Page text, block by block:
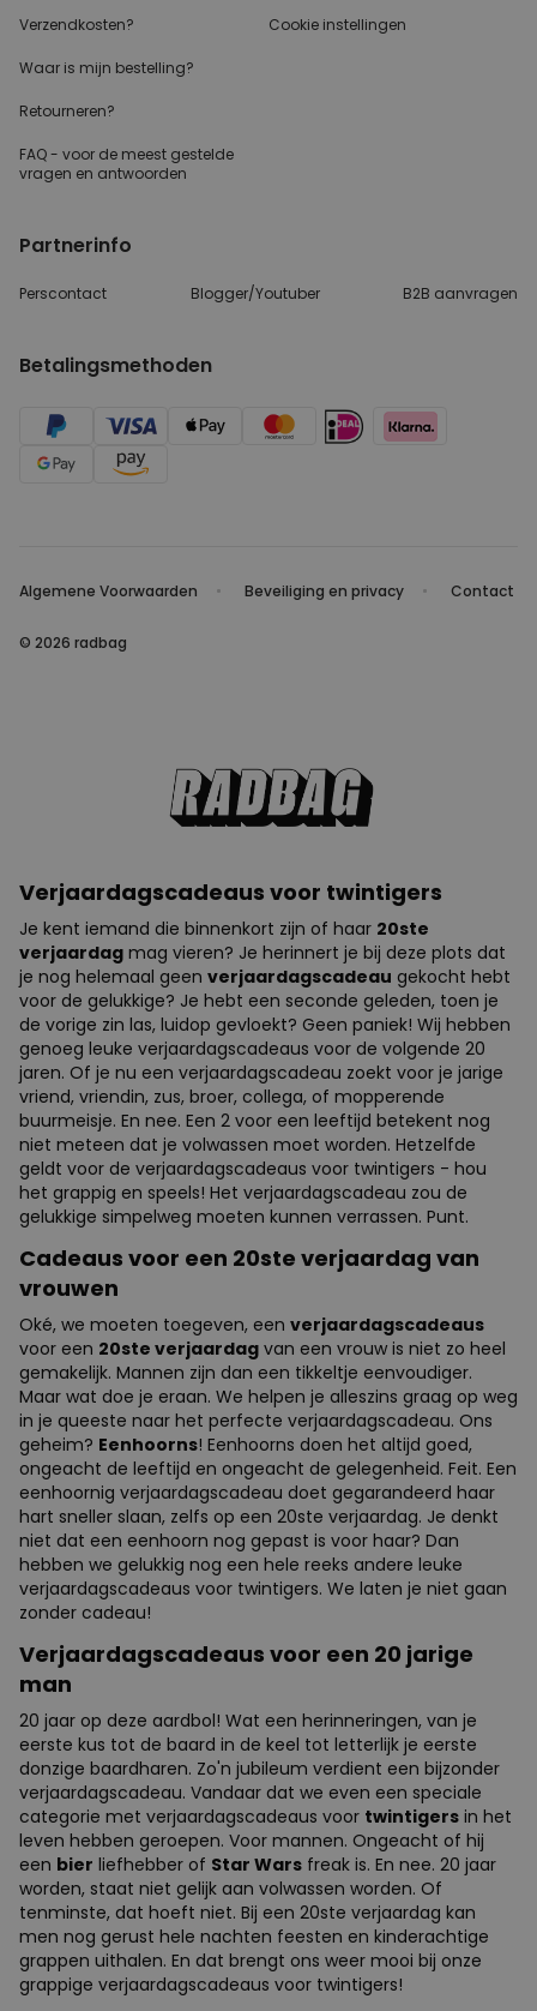
Verzendkosten?
Waar is mijn bestelling?
Retourneren?
FAQ - voor de meest gestelde
vragen en antwoorden
Cookie instellingen
Partnerinfo
Perscontact Blogger/Youtuber B2B aanvragen
Betalingsmethoden
Algemene Voorwaarden Beveiliging en privacy Contact
© 2026 radbag
Verjaardagscadeaus voor twintigers
Je kent iemand die binnenkort zijn of haar 20ste
verjaardag mag vieren? Je herinnert je bij deze plots dat
je nog helemaal geen verjaardagscadeau gekocht hebt
voor de gelukkige? Je hebt een seconde geleden, toen je
de vorige zin las, luidop gevloekt? Geen paniek! Wij hebben
genoeg leuke verjaardagscadeaus voor de volgende 20
jaren. Of je nu een verjaardagscadeau zoekt voor je jarige
vriend, vriendin, zus, broer, collega, of mopperende
buurmeisje. En nee. Een 2 voor een leeftijd betekent nog
niet meteen dat je volwassen moet worden. Hetzelfde
geldt voor de verjaardagscadeaus voor twintigers - hou
het grappig en speels! Het verjaardagscadeau zou de
gelukkige simpelweg moeten kunnen verrassen. Punt.
Cadeaus voor een 20ste verjaardag van
vrouwen
Oké, we moeten toegeven, een verjaardagscadeaus
voor een 20ste verjaardag van een vrouw is niet zo heel
gemakelijk. Mannen zijn dan een tikkeltje eenvoudiger.
Maar wat doe je eraan. We helpen je alleszins graag op weg
in je queeste naar het perfecte verjaardagscadeau. Ons
geheim? Eenhoorns! Eenhoorns doen het altijd goed,
ongeacht de leeftijd en ongeacht de gelegenheid. Feit. Een
eenhoornig verjaardagscadeau doet gegarandeerd haar
hart sneller slaan, zelfs op een 20ste verjaardag. Je denkt
niet dat een eenhoorn nog gepast is voor haar? Dan
hebben we gelukkig nog een hele reeks andere leuke
verjaardagscadeaus voor twintigers. We laten je niet gaan
zonder cadeau!
Verjaardagscadeaus voor een 20 jarige
man
20 jaar op deze aardbol! Wat een herinneringen, van je
eerste kus tot de baard in de keel tot letterlijk je eerste
donzige baardharen. Zo'n jubileum verdient een bijzonder
verjaardagscadeau. Vandaar dat we even een speciale
categorie met verjaardagscadeaus voor twintigers in het
leven hebben geroepen. Voor mannen. Ongeacht of hij
een bier liefhebber of Star Wars freak is. En nee. 20 jaar
worden, staat niet gelijk aan volwassen worden. Of
tenminste, dat hoeft niet. Bij een 20ste verjaardag kan
men nog gerust hele nachten feesten en kinderachtige
grappen uithalen. En dat brengt ons weer mooi bij onze
grappige verjaardagscadeaus voor twintigers!